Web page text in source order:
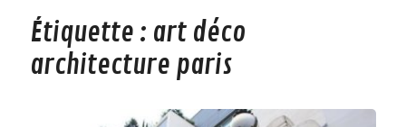
Étiquette : art déco
architecture paris